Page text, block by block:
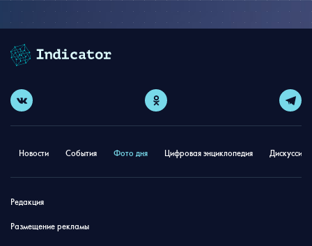
Новости События Фото дня Цифровая энциклопедия
Редакция
Размещение рекламы